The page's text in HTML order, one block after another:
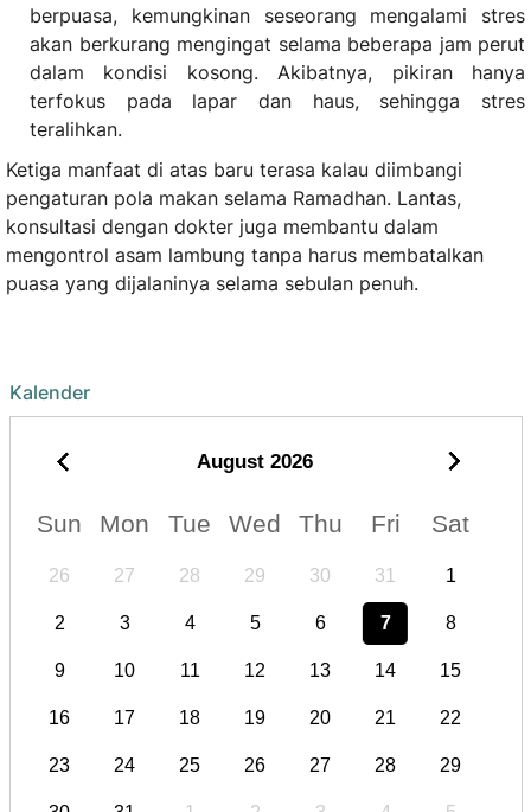
berpuasa, kemungkinan seseorang mengalami stres
akan berkurang mengingat selama beberapa jam perut
dalam kondisi kosong. Akibatnya, pikiran hanya
terfokus pada lapar dan haus, sehingga stres
teralihkan.
Ketiga manfaat di atas baru terasa kalau diimbangi
pengaturan pola makan selama Ramadhan. Lantas,
konsultasi dengan dokter juga membantu dalam
mengontrol asam lambung tanpa harus membatalkan
puasa yang dijalaninya selama sebulan penuh.
Kalender
August 2026
Sun Mon Tue Wed Thu Fri Sat
26 27 28 29 30 31 1
2 3 4 5 6 7 8
9 10 11 12 13 14 15
16 17 18 19 20 21 22
23 24 25 26 27 28 29